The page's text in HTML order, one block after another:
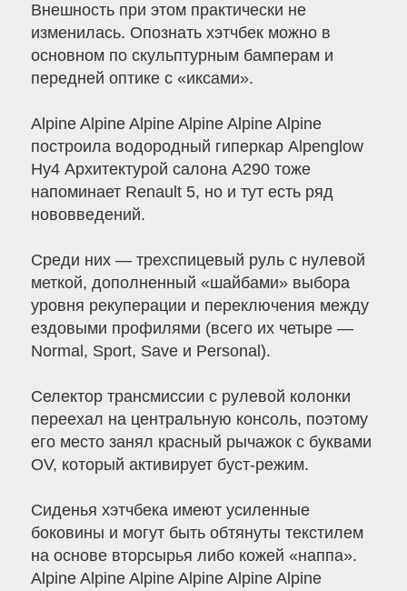
Внешность при этом практически не
изменилась. Опознать хэтчбек можно в
основном по скульптурным бамперам и
передней оптике с «иксами».
Alpine Alpine Alpine Alpine Alpine Alpine
построила водородный гиперкар Alpenglow
Hy4 Архитектурой салона A290 тоже
напоминает Renault 5, но и тут есть ряд
нововведений.
Среди них — трехспицевый руль с нулевой
меткой, дополненный «шайбами» выбора
уровня рекуперации и переключения между
ездовыми профилями (всего их четыре —
Normal, Sport, Save и Personal).
Селектор трансмиссии с рулевой колонки
переехал на центральную консоль, поэтому
его место занял красный рычажок с буквами
OV, который активирует буст-режим.
Сиденья хэтчбека имеют усиленные
боковины и могут быть обтянуты текстилем
на основе вторсырья либо кожей «наппа».
Alpine Alpine Alpine Alpine Alpine Alpine